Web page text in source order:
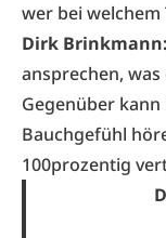
wer bei
Dirk Brinkmann:
ansprechen,
Gegenüber
Bauchgefühl
100prozentig